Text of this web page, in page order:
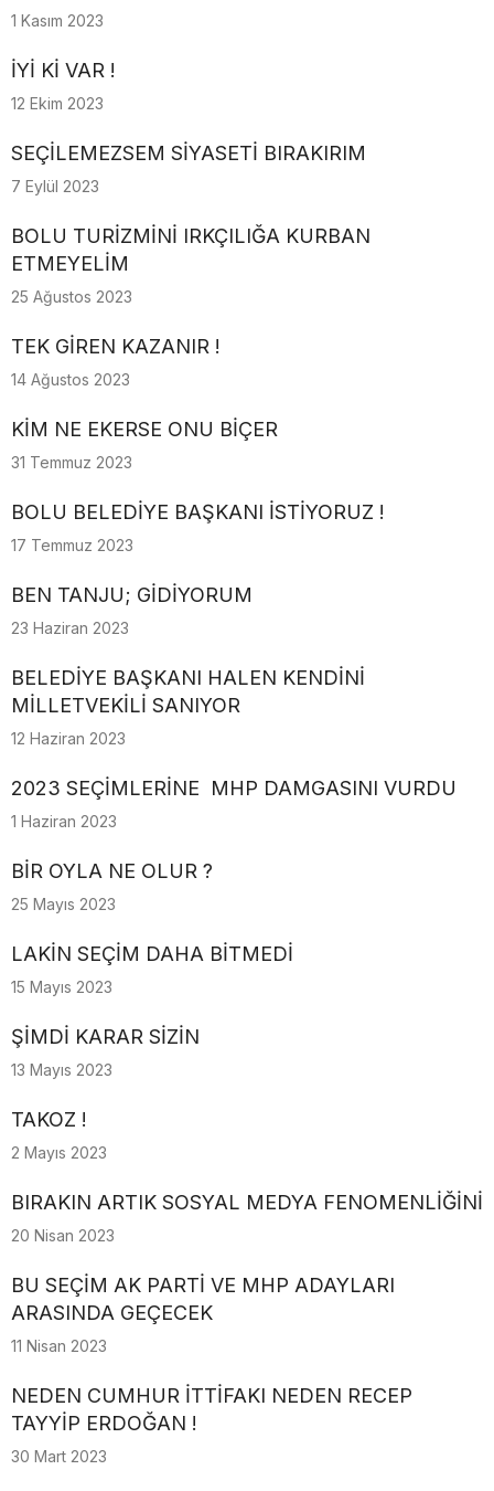
1 Kasım 2023
İYİ Kİ VAR !
12 Ekim 2023
SEÇİLEMEZSEM SİYASETİ BIRAKIRIM
7 Eylül 2023
BOLU TURİZMİNİ IRKÇILIĞA KURBAN
ETMEYELİM
25 Ağustos 2023
TEK GİREN KAZANIR !
14 Ağustos 2023
KİM NE EKERSE ONU BİÇER
31 Temmuz 2023
BOLU BELEDİYE BAŞKANI İSTİYORUZ !
17 Temmuz 2023
BEN TANJU; GİDİYORUM
23 Haziran 2023
BELEDİYE BAŞKANI HALEN KENDİNİ
MİLLETVEKİLİ SANIYOR
12 Haziran 2023
2023 SEÇİMLERİNE MHP DAMGASINI VURDU
1 Haziran 2023
BİR OYLA NE OLUR ?
25 Mayıs 2023
LAKİN SEÇİM DAHA BİTMEDİ
15 Mayıs 2023
ŞİMDİ KARAR SİZİN
13 Mayıs 2023
TAKOZ !
2 Mayıs 2023
BIRAKIN ARTIK SOSYAL MEDYA FENOMENLİĞİNİ
20 Nisan 2023
BU SEÇİM AK PARTİ VE MHP ADAYLARI
ARASINDA GEÇECEK
11 Nisan 2023
NEDEN CUMHUR İTTİFAKI NEDEN RECEP
TAYYİP ERDOĞAN !
30 Mart 2023